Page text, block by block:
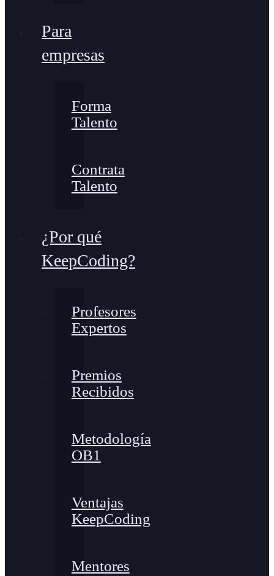
Para
empresas
Forma
Talento
Contrata
Talento
¿Por qué
KeepCoding?
Profesores
Expertos
Premios
Recibidos
Metodología
OB1
Ventajas
KeepCoding
Mentores